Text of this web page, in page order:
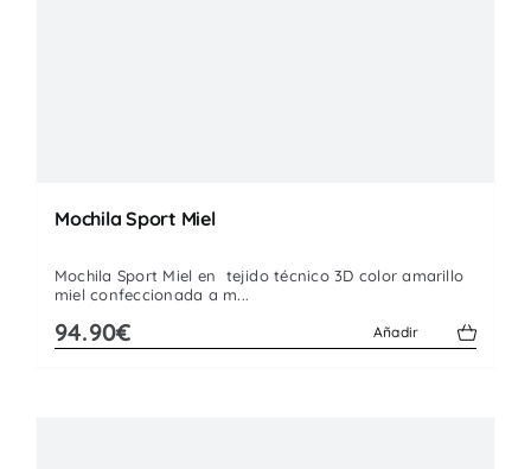
Mochila Sport Miel
Mochila Sport Miel en tejido técnico 3D color amarillo
miel confeccionada a m...
94.90€ Añadir